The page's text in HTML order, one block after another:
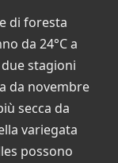
di foresta
da 24°C a
stagioni
da novembre
secca da
variegata
possono